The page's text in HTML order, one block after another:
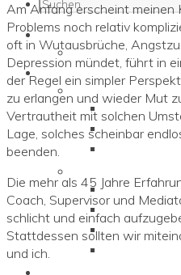
SYSTEMICS™
SYSTEMICS™ @
Programme
Für Einzelpersonen
Brain Models
Diagramm
Neuro
Neuro
TURBO2™
Am Anfang erscheint meinen
Problems noch relativ
oft in Wutausbrüche,
Depression mündet, führt in
der Regel ein simpler
zu erlangen und wieder Mut
Vertrautheit mit solchen
Lage, solches scheinbar
beenden.
Die mehr als 45 Jahre
Coach, Supervisor und
schlicht und einfach
Stattdessen sollten wir
und ich.